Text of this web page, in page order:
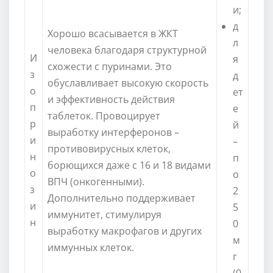
И
з
о
п
р
и
н
о
з
и
н
Хорошо всасывается в ЖКТ
человека благодаря структурной
схожести с пуринами. Это
обуславливает высокую скорость
и эффективность действия
таблеток. Провоцирует
выработку интерферонов –
противовирусных клеток,
борющихся даже с 16 и 18 видами
ВПЧ (онкогенными).
Дополнительно поддерживает
иммунитет, стимулируя
выработку макрофагов и других
иммунных клеток.
и;
д
л
я
д
ет
е
й
–
п
о
2
5
0
м
г